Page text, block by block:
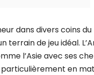
dans divers coins du
de jeu idéal.
l’Asie avec ses
en